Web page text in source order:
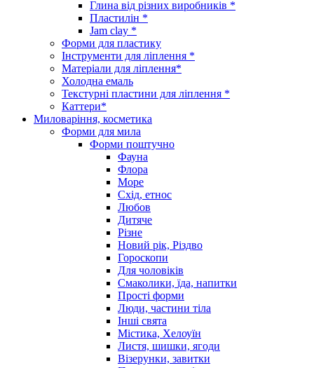
Глина від різних виробників *
Пластилін *
Jam clay *
Форми для пластику
Інструменти для ліплення *
Матеріали для ліплення*
Холодна емаль
Текстурні пластини для ліплення *
Каттери*
Миловаріння, косметика
Форми для мила
Форми поштучно
Фауна
Флора
Море
Схід, етнос
Любов
Дитяче
Різне
Новий рік, Різдво
Гороскопи
Для чоловіків
Смаколики, їда, напитки
Прості форми
Люди, частини тіла
Інші свята
Містика, Хелоуїн
Листя, шишки, ягоди
Візерунки, завитки